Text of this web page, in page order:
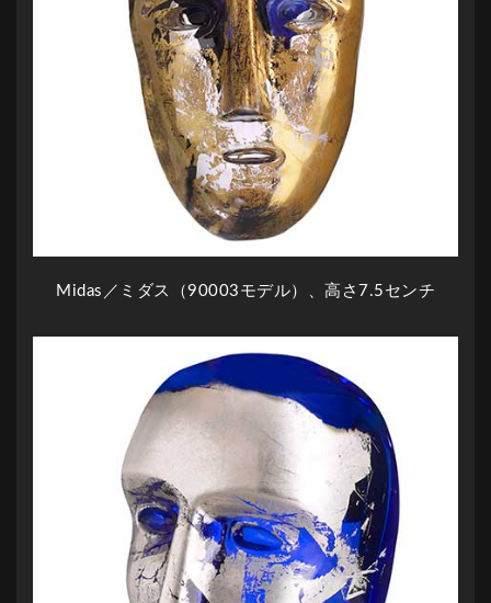
Midas／ミダス（90003モデル）、高さ7.5センチ